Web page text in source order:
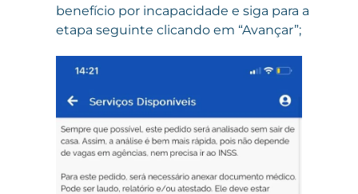
benefício por incapacidade e siga para a
etapa seguinte clicando em “Avançar”;